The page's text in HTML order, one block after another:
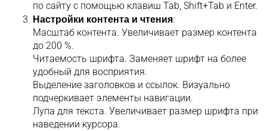
по сайту с помощью клавиш Tab, Shift+Tab и Enter.
Настройки контента и чтения:
Масштаб контента. Увеличивает размер контента
до 200 %.
Читаемость шрифта. Заменяет шрифт на более
удобный для восприятия.
Выделение заголовков и ссылок. Визуально
подчеркивает элементы навигации.
Лупа для текста. Увеличивает размер шрифта при
наведении курсора.